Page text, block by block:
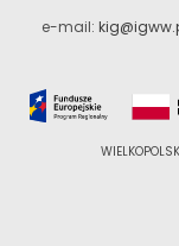
e-mail: